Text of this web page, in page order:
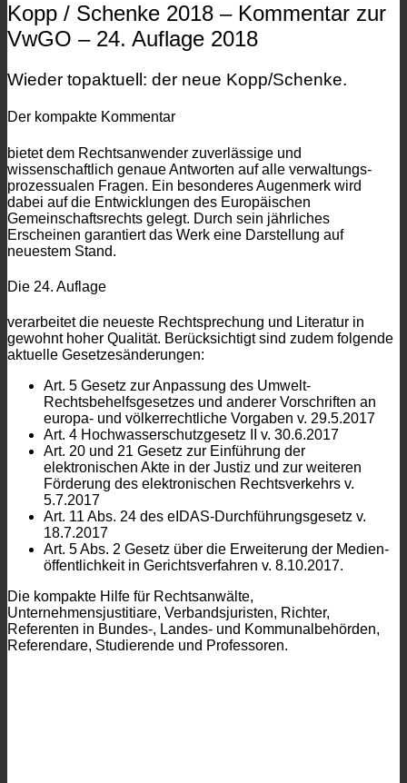
Kopp / Schenke 2018 – Kommentar zur
VwGO – 24. Auflage 2018
Wieder topaktuell: der neue Kopp/Schenke.
Der kompakte Kommentar
bietet dem Rechtsanwender zuverlässige und
wissenschaftlich genaue Antworten auf alle verwaltungs­
prozessualen Fragen. Ein besonderes Augenmerk wird
dabei auf die Entwicklungen des Europäischen
Gemeinschaftsrechts gelegt. Durch sein jährliches
Erscheinen garantiert das Werk eine Darstellung auf
neuestem Stand.
Die 24. Auflage
verarbeitet die neueste Rechtsprechung und Literatur in
gewohnt hoher Qualität. Berücksichtigt sind zudem folgende
aktuelle Gesetzesänderungen:
Art. 5 Gesetz zur Anpassung des Umwelt-
Rechtsbehelfs­gesetzes und anderer Vorschriften an
europa- und völkerrechtliche Vorgaben v. 29.5.2017
Art. 4 Hochwasserschutzgesetz II v. 30.6.2017
Art. 20 und 21 Gesetz zur Einführung der
elektronischen Akte in der Justiz und zur weiteren
Förderung des elektronischen Rechtsverkehrs v.
5.7.2017
Art. 11 Abs. 24 des eIDAS-Durchführungsgesetz v.
18.7.2017
Art. 5 Abs. 2 Gesetz über die Erweiterung der Medien­
öffentlichkeit in Gerichtsverfahren v. 8.10.2017.
Die kompakte Hilfe für Rechtsanwälte,
Unternehmensjustitiare, Verbandsjuristen, Richter,
Referenten in Bundes-, Landes- und Kommunalbehörden,
Referendare, Studierende und Professoren.